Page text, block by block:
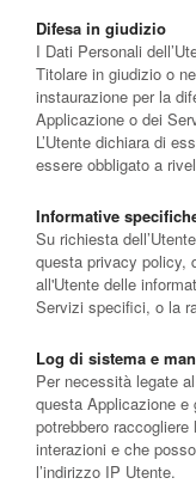
Difesa in giudizio
I Dati Personali
Titolare in giudizio o
instaurazione per la
Applicazione o dei
L’Utente dichiara di
essere obbligato a
Informative
Su richiesta
questa privacy policy,
all'Utente delle
Servizi specifici, o la
Log di sistema e
Per necessità legate
questa Applicazione
potrebbero
interazioni e che
l’indirizzo IP Utente.